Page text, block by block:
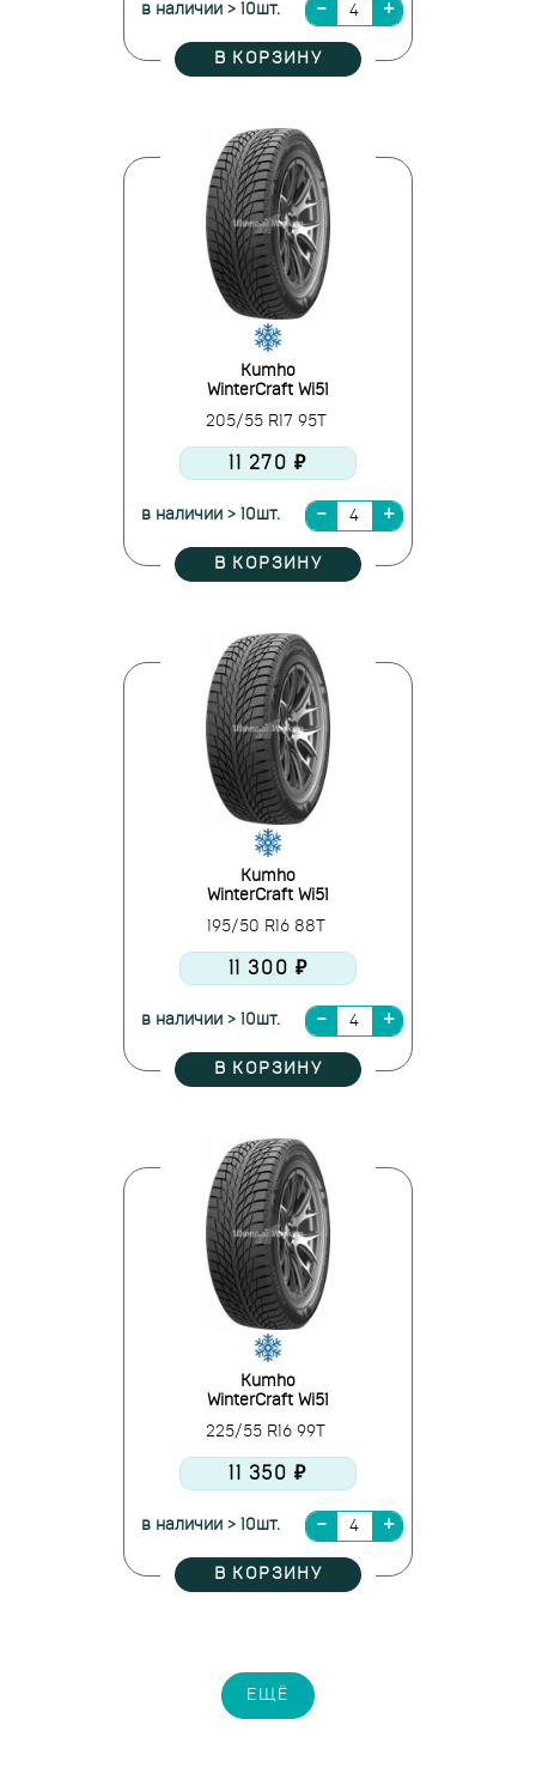
в наличии > 10шт.
В КОРЗИНУ
Kumho
WinterCraft Wi51
205/55 R17 95T
11 270 ₽
в наличии > 10шт.
В КОРЗИНУ
Kumho
WinterCraft Wi51
195/50 R16 88T
11 300 ₽
в наличии > 10шт.
В КОРЗИНУ
Kumho
WinterCraft Wi51
225/55 R16 99T
11 350 ₽
в наличии > 10шт.
В КОРЗИНУ
ЕЩЁ